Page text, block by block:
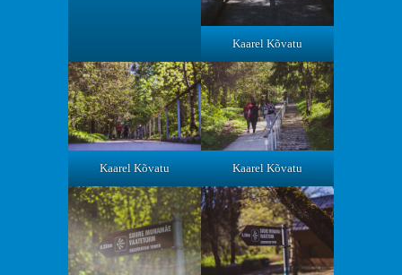
Kaarel Kõvatu
Kaarel Kõvatu Kaarel Kõvatu